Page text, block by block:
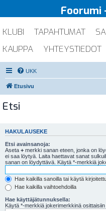
Foorumi
KLUBI TAPAHTUMAT
KAUPPA
YHTEYSTIEDOT
UKK
Etusivu
Etsi
HAKULAUSEKE
Etsi avainsanoja:
Aseta + merkki sanan eteen, jonka on
ei saa löytyä. Laita haettavat sanat
sanan on löydyttävä. Käytä *-merkkiä
Hae kaikilla sanoilla tai käytä
Hae kaikilla vaihtoehdoilla
Hae käyttäjätunnuksella:
Käytä *-merkkiä jokerimerkkinä osittaisiin